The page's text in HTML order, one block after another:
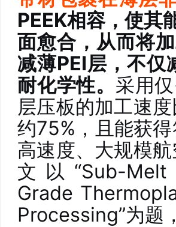
PEEK相容，使其
面愈合，从而将
减薄PEI层，不仅
耐化学性。 采用
层压板的加工速
约75%，且能获
高速度、大规模
文以“Sub-
Grade
Processing”为题